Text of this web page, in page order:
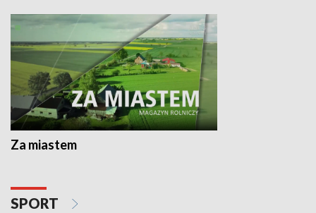
Za miastem
SPORT